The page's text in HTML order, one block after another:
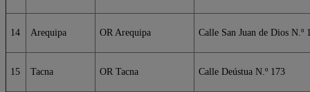
14 Arequipa OR Arequipa Calle San Juan de Dios N.º
15 Tacna OR Tacna Calle Deústua N.º 173